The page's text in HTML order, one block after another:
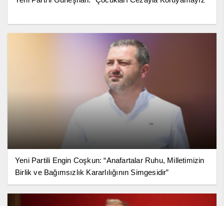
Yeni Partili Engin Coşkun: “Anafartalar Ruhu, Milletimizin
Birlik ve Bağımsızlık Kararlılığının Simgesidir”